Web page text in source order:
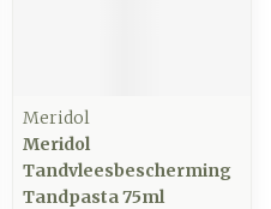
Meridol
Meridol
Tandvleesbescherming
Tandpasta 75ml